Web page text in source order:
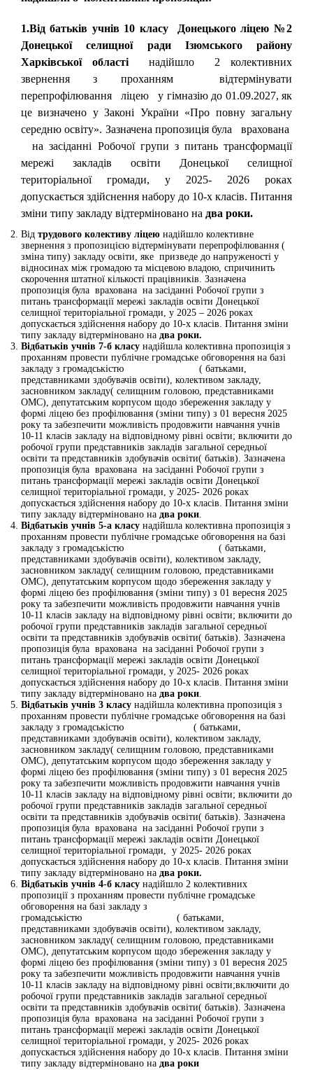
1.Від батьків учнів 10 класу
Донецького ліцею №2
Донецької селищної ради Ізюмського району
Харківської області
надійшло 2 колективних
звернення з проханням відтермінувати
перепрофілювання ліцею у гімназію до 01.09.2027, як
це визначено у Законі України «Про повну загальну
середню освіту». Зазначена пропозиція була врахована
на засіданні Робочої групи з питань трансформації
мережі закладів освіти Донецької селищної
територіальної громади, у 2025- 2026 роках
допускається здійснення набору до 10-х класів. Питання
зміни типу закладу відтерміновано на два роки.
Від трудового колективу ліцею надійшло колективне
звернення з пропозицією відтермінувати перепрофілювання (
зміна типу) закладу освіти, яке призведе до напруженості у
відносинах між громадою та місцевою владою, спричинить
скорочення штатної кількості працівників. Зазначена
пропозиція була врахована на засіданні Робочої групи з
питань трансформації мережі закладів освіти Донецької
селищної територіальної громади, у 2025 – 2026 роках
допускається здійснення набору до 10-х класів. Питання зміни
типу закладу відтерміновано на два роки.
Відбатьків учнів 7-б класу надійшла колективна пропозиція з
проханням провести публічне громадське обговорення на базі
закладу з громадськістю ( батьками,
представниками здобувачів освіти), колективом закладу,
засновником закладу( селищним головою, представниками
ОМС), депутатським корпусом щодо збереження закладу у
формі ліцею без профілювання (зміни типу) з 01 вересня 2025
року та забезпечити можливість продовжити навчання учнів
10-11 класів закладу на відповідному рівні освіти; включити до
робочої групи представників закладів загальної середньої
освіти та представників здобувачів освіти( батьків). Зазначена
пропозиція була врахована на засіданні Робочої групи з
питань трансформації мережі закладів освіти Донецької
селищної територіальної громади, у 2025- 2026 роках
допускається здійснення набору до 10-х класів. Питання зміни
типу закладу відтерміновано на два роки.
Відбатьків учнів 5-а класу надійшла колективна пропозиція з
проханням провести публічне громадське обговорення на базі
закладу з громадськістю ( батьками,
представниками здобувачів освіти), колективом закладу,
засновником закладу( селищним головою, представниками
ОМС), депутатським корпусом щодо збереження закладу у
формі ліцею без профілювання (зміни типу) з 01 вересня 2025
року та забезпечити можливість продовжити навчання учнів
10-11 класів закладу на відповідному рівні освіти; включити до
робочої групи представників закладів загальної середньої
освіти та представників здобувачів освіти( батьків). Зазначена
пропозиція була врахована на засіданні Робочої групи з
питань трансформації мережі закладів освіти Донецької
селищної територіальної громади, у 2025- 2026 роках
допускається здійснення набору до 10-х класів. Питання зміни
типу закладу відтерміновано на два роки.
Відбатьків учнів 3 класу надійшла колективна пропозиція з
проханням провести публічне громадське обговорення на базі
закладу з громадськістю ( батьками,
представниками здобувачів освіти), колективом закладу,
засновником закладу( селищним головою, представниками
ОМС), депутатським корпусом щодо збереження закладу у
формі ліцею без профілювання (зміни типу) з 01 вересня 2025
року та забезпечити можливість продовжити навчання учнів
10-11 класів закладу на відповідному рівні освіти; включити до
робочої групи представників закладів загальної середньої
освіти та представників здобувачів освіти( батьків). Зазначена
пропозиція була врахована на засіданні Робочої групи з
питань трансформації мережі закладів освіти Донецької
селищної територіальної громади, у 2025- 2026 роках
допускається здійснення набору до 10-х класів. Питання зміни
типу закладу відтерміновано на два роки.
Відбатьків учнів 4-б класу надійшло 2 колективних
пропозиції з проханням провести публічне громадське
обговорення на базі закладу з
громадськістю ( батьками,
представниками здобувачів освіти), колективом закладу,
засновником закладу( селищним головою, представниками
ОМС), депутатським корпусом щодо збереження закладу у
формі ліцею без профілювання (зміни типу) з 01 вересня 2025
року та забезпечити можливість продовжити навчання учнів
10-11 класів закладу на відповідному рівні освіти;включити до
робочої групи представників закладів загальної середньої
освіти та представників здобувачів освіти( батьків). Зазначена
пропозиція була врахована на засіданні Робочої групи з
питань трансформації мережі закладів освіти Донецької
селищної територіальної громади, у 2025- 2026 роках
допускається здійснення набору до 10-х класів. Питання зміни
типу закладу відтерміновано на два роки